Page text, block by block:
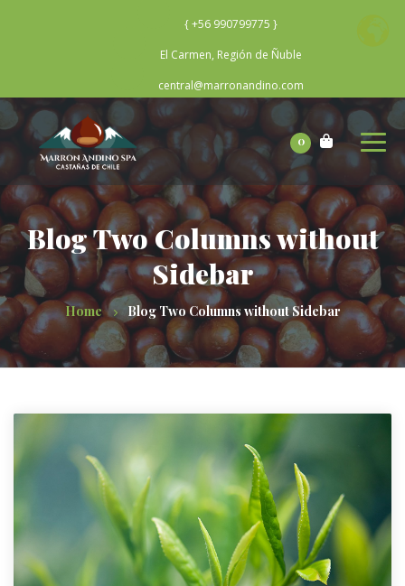
{ +56 990799775 }
El Carmen, Región de Ñuble
central@marronandino.com
0
Blog Two Columns without
Sidebar
Home Blog Two Columns without Sidebar